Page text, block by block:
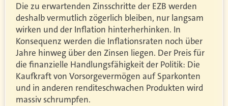
Die zu erwartenden Zinsschritte der EZB werden
deshalb vermutlich zögerlich bleiben, nur langsam
wirken und der Inflation hinterherhinken. In
Konsequenz werden die Inflationsraten noch über
Jahre hinweg über den Zinsen liegen. Der Preis für
die finanzielle Handlungsfähigkeit der Politik: Die
Kaufkraft von Vorsorgevermögen auf Sparkonten
und in anderen renditeschwachen Produkten wird
massiv schrumpfen.